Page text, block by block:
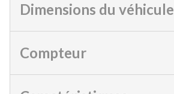
Dimensions du véhicule
Compteur